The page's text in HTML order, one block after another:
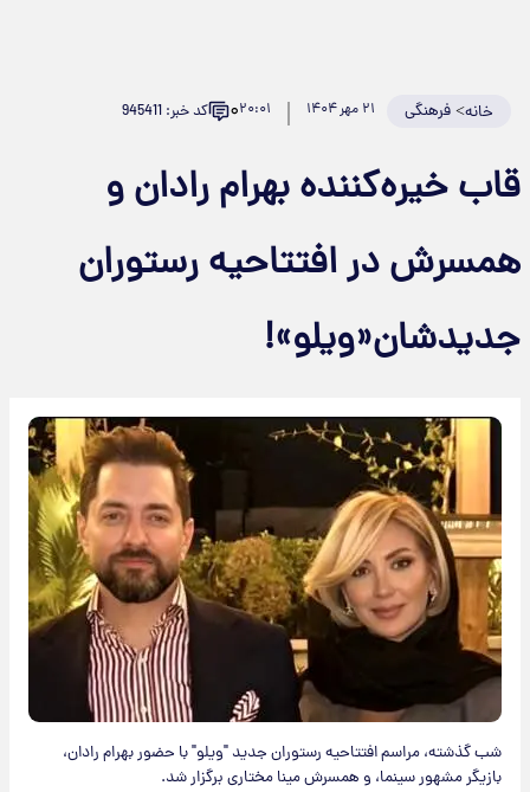
خانه>فرهنگی ۲۱ مهر ۱۴۰۴ ۲۰:۰۱۰ کد خبر: 945411
قاب خیره‌کننده بهرام رادان و
همسرش در افتتاحیه رستوران
جدیدشان«ویلو»!
شب گذشته، مراسم افتتاحیه رستوران جدید "ویلو" با حضور بهرام رادان،
بازیگر مشهور سینما، و همسرش مینا مختاری برگزار شد.